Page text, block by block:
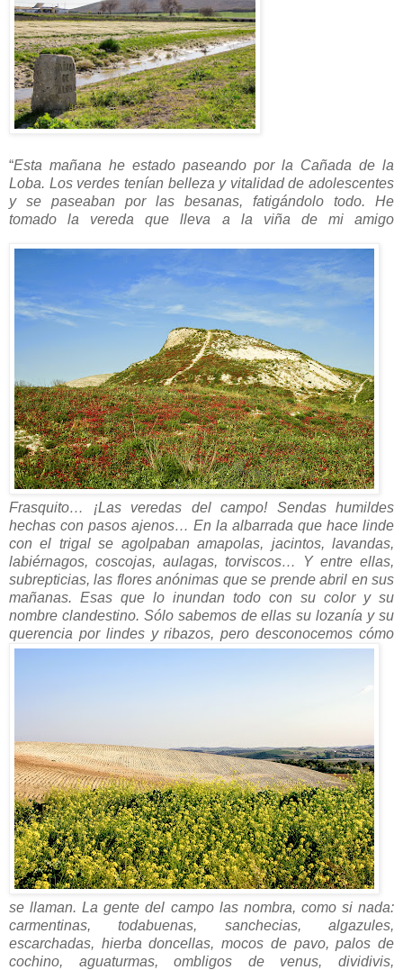
“Esta mañana he estado paseando por la Cañada de la
Loba. Los verdes tenían belleza y vitalidad de adolescentes
y se paseaban por las besanas, fatigándolo todo. He
tomado la vereda que lleva a la viña de mi amigo
Frasquito… ¡Las veredas del campo! Sendas humildes
hechas con pasos ajenos… En la albarrada que hace linde
con el trigal se agolpaban amapolas, jacintos, lavandas,
labiérnagos, coscojas, aulagas, torviscos… Y entre ellas,
subrepticias, las flores anónimas que se prende abril en sus
mañanas. Esas que lo inundan todo con su color y su
nombre clandestino. Sólo sabemos de ellas su lozanía y su
querencia por lindes y ribazos, pero desconocemos cómo
se llaman. La gente del campo las nombra, como si nada:
carmentinas, todabuenas, sanchecias, algazules,
escarchadas, hierba doncellas, mocos de pavo, palos de
cochino, aguaturmas, ombligos de venus, dividivis,